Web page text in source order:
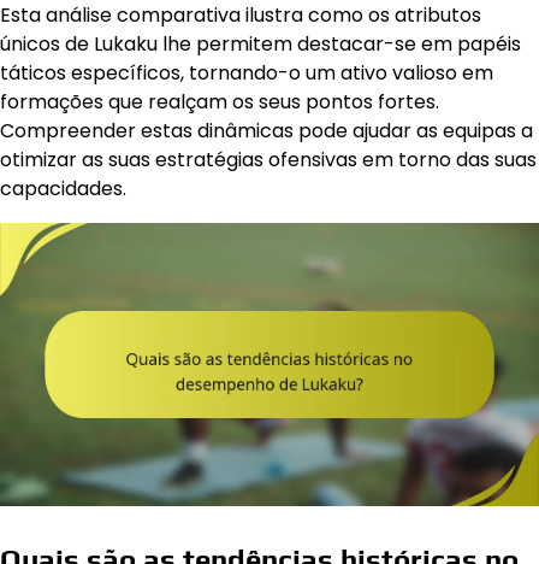
Esta análise comparativa ilustra como os atributos
únicos de Lukaku lhe permitem destacar-se em papéis
táticos específicos, tornando-o um ativo valioso em
formações que realçam os seus pontos fortes.
Compreender estas dinâmicas pode ajudar as equipas a
otimizar as suas estratégias ofensivas em torno das suas
capacidades.